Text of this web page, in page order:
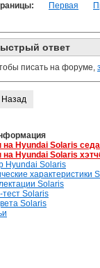
Первая
ответ
писать на форуме,
на Hyundai Solaris
на Hyundai Solaris
Hyundai Solaris
характеристики
Solaris
Solaris
Solaris